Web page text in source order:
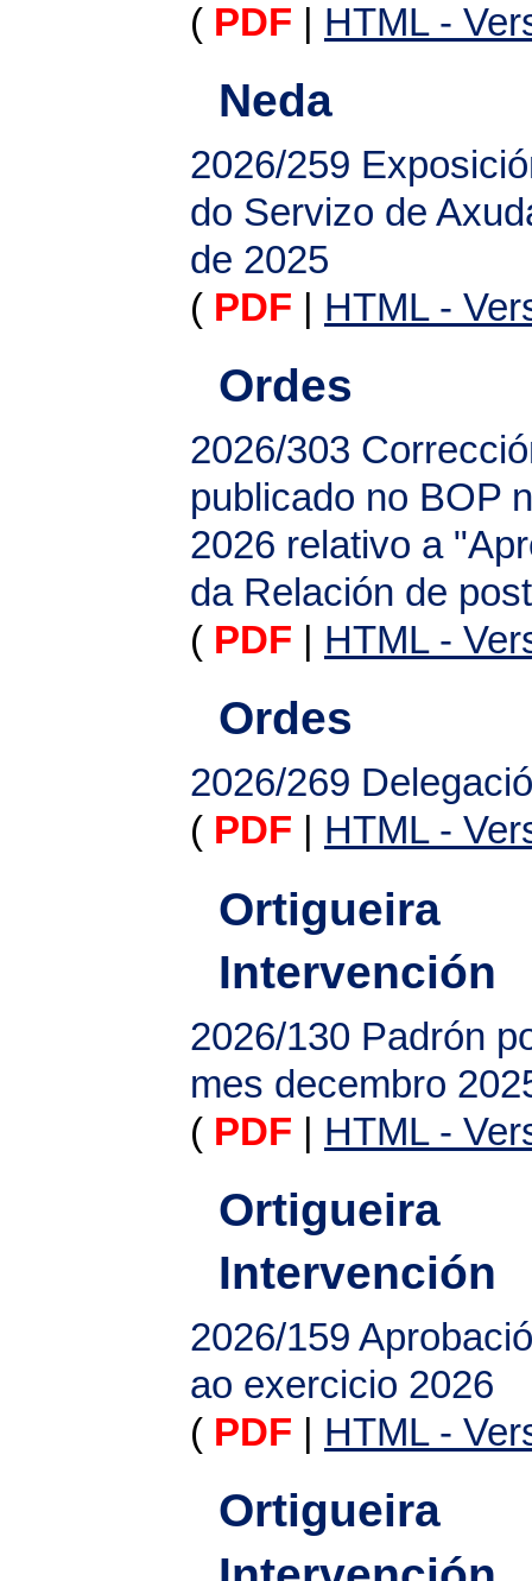
( PDF HTML -
Neda
2026/259
do Servizo de
de 2025
( PDF HTML -
Ordes
2026/303
publicado no BOP
2026 relativo a
da Relación de
( PDF HTML -
Ordes
2026/269
( PDF HTML -
Ortigueira
Intervención
2026/130 Padrón
mes decembro
( PDF HTML -
Ortigueira
Intervención
2026/159
ao exercicio 2026
( PDF HTML -
Ortigueira